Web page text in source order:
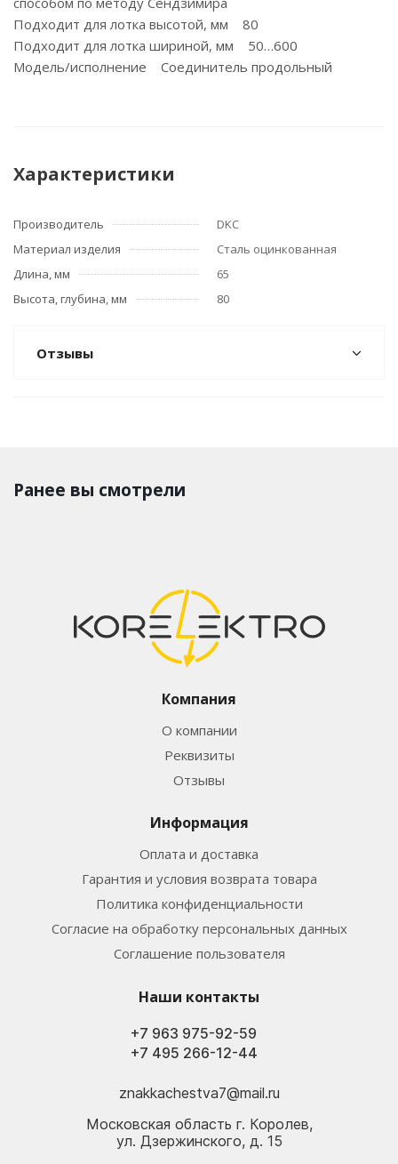
Подходит для лотка высотой, мм 80
Подходит для лотка шириной, мм 50…600
Модель/исполнение Соединитель продольный
Характеристики
Производитель
DKC
Материал изделия
Сталь оцинкованная
Длина, мм
65
Высота, глубина, мм
80
Отзывы
Ранее вы смотрели
Компания
О компании
Реквизиты
Отзывы
Информация
Оплата и доставка
Гарантия и условия возврата товара
Политика конфиденциальности
Согласие на обработку персональных данных
Соглашение пользователя
Наши контакты
+7 495 266-12-44
+7 963 975-92-59
znakkachestva7@mail.ru
Московская область г. Королев,
ул. Дзержинского, д. 15